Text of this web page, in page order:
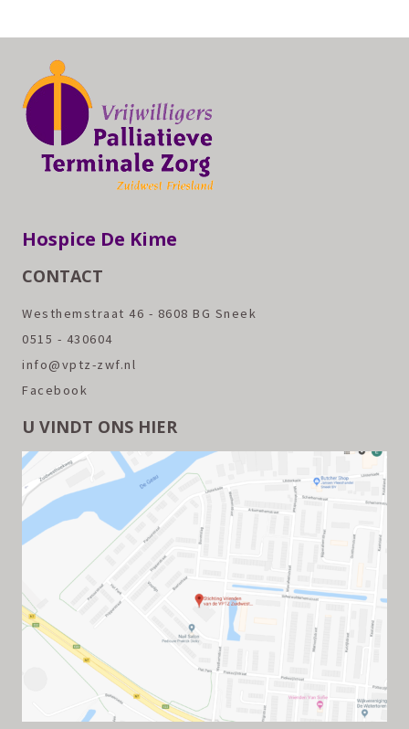
Hospice De Kime
CONTACT
Westhemstraat 46 - 8608 BG Sneek
0515 - 430604
info@vptz-zwf.nl
Facebook
U VINDT ONS HIER